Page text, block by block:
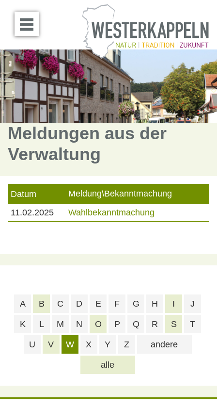
Menü öffnen
Meldungen aus der
Verwaltung
Datum
Meldung\Bekanntmachung
11.02.2025
Wahlbekanntmachung
alle
A B C D E F G H I J
K L M N O P Q R S T
U V W X Y Z andere